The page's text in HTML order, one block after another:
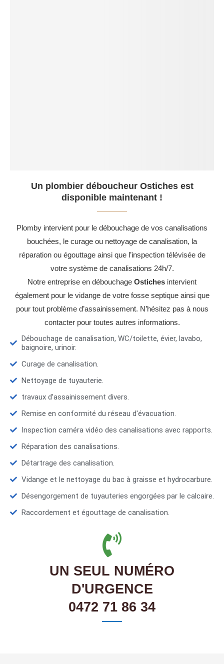
Un plombier déboucheur Ostiches est
disponible maintenant !
Plomby intervient pour le débouchage de vos canalisations
bouchées, le curage ou nettoyage de canalisation, la
réparation ou égouttage ainsi que l’inspection télévisée de
votre système de canalisations 24h/7.
Notre entreprise en débouchage Ostiches intervient
également pour le vidange de votre fosse septique ainsi que
pour tout problème d’assainissement. N’hésitez pas à nous
contacter pour toutes autres informations.
Débouchage de canalisation, WC/toilette, évier, lavabo,
baignoire, urinoir.
Curage de canalisation.
Nettoyage de tuyauterie.
travaux d’assainissement divers.
Remise en conformité du réseau d'évacuation.
Inspection caméra vidéo des canalisations avec rapports.
Réparation des canalisations.
Détartrage des canalisation.
Vidange et le nettoyage du bac à graisse et hydrocarbure.
Désengorgement de tuyauteries engorgées par le calcaire.
Raccordement et égouttage de canalisation.
UN SEUL NUMÉRO
D'URGENCE
0472 71 86 34